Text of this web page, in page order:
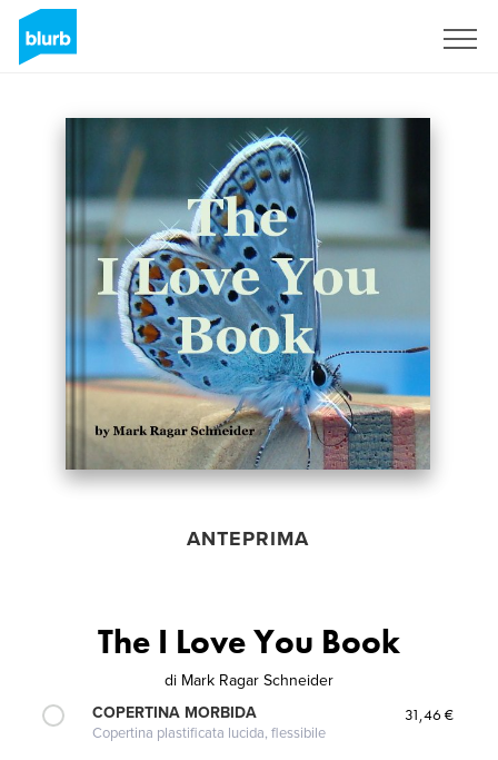
ANTEPRIMA
The I Love You Book
di Mark Ragar Schneider
COPERTINA MORBIDA
Copertina plastificata lucida, flessibile
31,46 €